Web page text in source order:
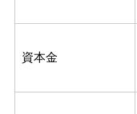
資本金